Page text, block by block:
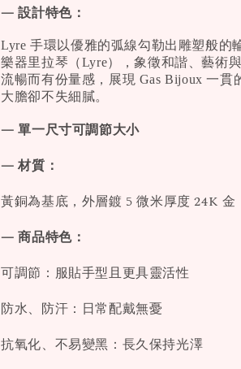
— 設計特色：
Lyre 手環以優雅的弧線勾勒出雕塑般的
樂器里拉琴（Lyre），象徵和諧、藝術
流暢而有份量感，展現 Gas Bijoux 一
大膽卻不失細膩。
— 單一尺寸可調節大小
— 材質：
黃銅為基底，外層鍍 5 微米厚度 24K 金
— 商品特色：
可調節：服貼手型且更具靈活性
防水、防汗：日常配戴無憂
抗氧化、不易變黑：長久保持光澤